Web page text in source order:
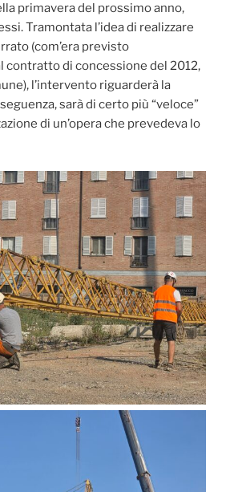
primavera del prossimo anno,
Tramontata l’idea di realizzare
(com’era previsto
contratto di concessione del 2012,
l’intervento riguarderà la
sarà di certo più “veloce”
di un’opera che prevedeva lo